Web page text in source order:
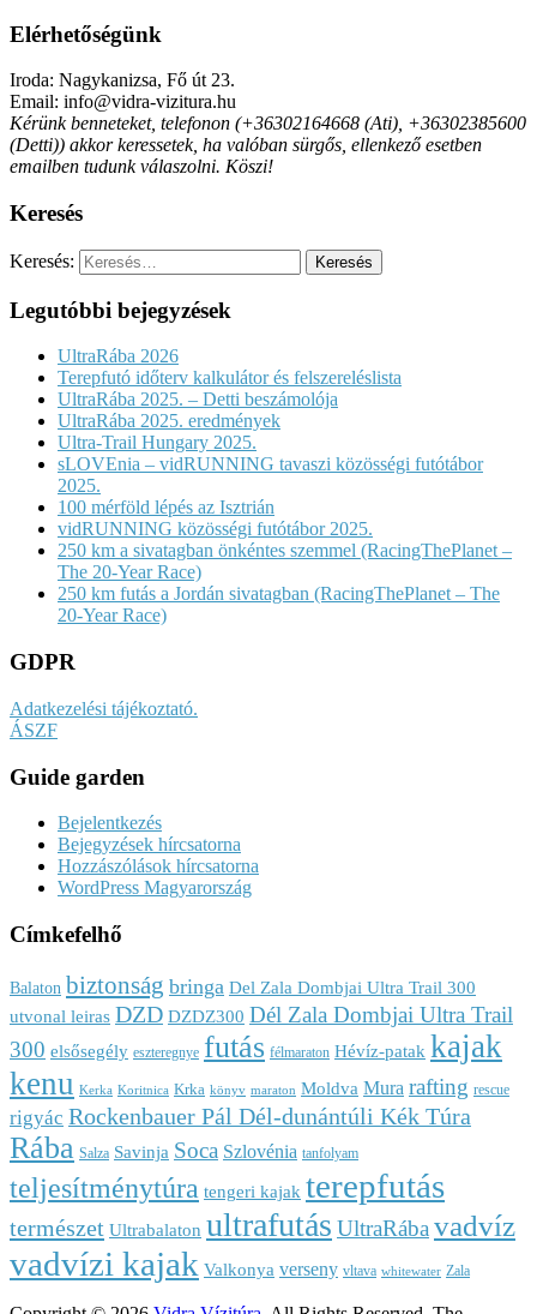
Elérhetőségünk
Iroda: Nagykanizsa, Fő út 23.
Email: info@vidra-vizitura.hu
Kérünk benneteket, telefonon (+36302164668 (Ati), +36302385600
(Detti)) akkor keressetek, ha valóban sürgős, ellenkező esetben
emailben tudunk válaszolni. Köszi!
Keresés
Keresés:
Legutóbbi bejegyzések
UltraRába 2026
Terepfutó időterv kalkulátor és felszereléslista
UltraRába 2025. – Detti beszámolója
UltraRába 2025. eredmények
Ultra-Trail Hungary 2025.
sLOVEnia – vidRUNNING tavaszi közösségi futótábor
2025.
100 mérföld lépés az Isztrián
vidRUNNING közösségi futótábor 2025.
250 km a sivatagban önkéntes szemmel (RacingThePlanet –
The 20-Year Race)
250 km futás a Jordán sivatagban (RacingThePlanet – The
20-Year Race)
GDPR
Adatkezelési tájékoztató.
ÁSZF
Guide garden
Bejelentkezés
Bejegyzések hírcsatorna
Hozzászólások hírcsatorna
WordPress Magyarország
Címkefelhő
Balaton biztonság bringa Del Zala Dombjai Ultra Trail 300
utvonal leiras DZD DZDZ300 Dél Zala Dombjai Ultra Trail
300 elsősegély eszteregnye futás félmaraton Hévíz-patak kajak
kenu Kerka Koritnica Krka könyv maraton Moldva Mura rafting rescue
rigyác Rockenbauer Pál Dél-dunántúli Kék Túra
Rába Salza Savinja Soca Szlovénia tanfolyam
teljesítménytúra tengeri kajak terepfutás
természet Ultrabalaton ultrafutás UltraRába vadvíz
vadvízi kajak Valkonya verseny vltava whitewater Zala